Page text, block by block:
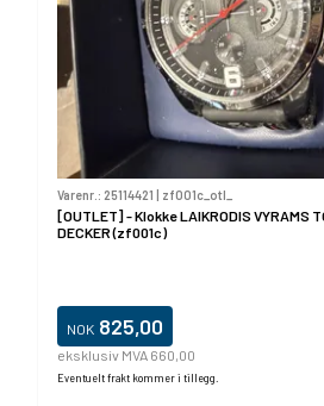
Varenr.: 25114421 zf001c_otl_
[OUTLET] - Klokke LAIKRODIS VYRAMS
DECKER (zf001c)
NOK 825,00
eksklusiv MVA 660,00
Eventuelt frakt kommer i tillegg.